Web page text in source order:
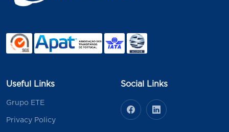
Useful Links
Grupo ETE
Privacy Policy
Social Links